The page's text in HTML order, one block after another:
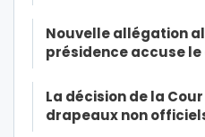
Nouvelle allégation
présidence accuse
La décision de la
drapeaux non